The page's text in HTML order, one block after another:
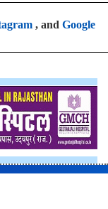
, and Google